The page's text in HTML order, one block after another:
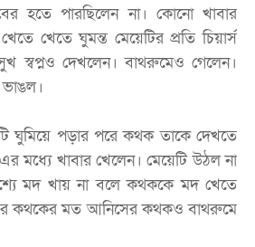
হতে পারছিলেন না। কোনো খাবার
খেতে ঘুমন্ত মেয়েটির প্রতি চিয়ার্স
স্বপ্নও দেখলেন। বাথরুমেও গেলেন।
ঘুমিয়ে পড়ার পরে কথক তাকে দেখতে
মধ্যে খাবার খেলেন। মেয়েটি উঠল না
মদ খায় না বলে কথককে মদ খেতে
কথকের মত আনিসের কথকও বাথরুমে